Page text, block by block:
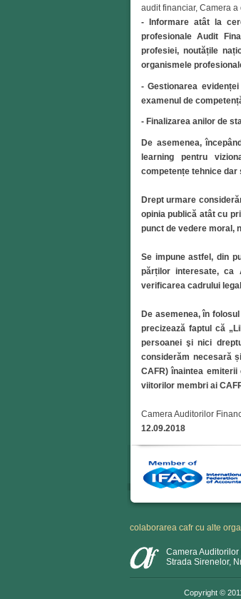
audit financiar, Camera
- Informare atât la
profesionale Audit
profesiei, noutățile
organismele
- Gestionarea
examenul de
- Finalizarea anilor de
De asemenea,
learning pentru
competențe tehnice dar
Drept urmare
opinia publică atât cu
punct de vedere moral,
Se impune astfel, din
părților interesate, ca
verificarea cadrului
De asemenea, în
precizează faptul că
persoanei şi nici
considerăm necesară
CAFR) înaintea
viitorilor membri ai
Camera Auditorilor
12.09.2018
colaborarea cafr cu alte
Camera
Strada Sirenelor,
Copyright ©